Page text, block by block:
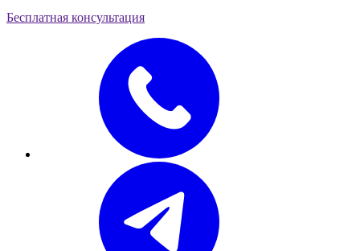
Бесплатная консультация